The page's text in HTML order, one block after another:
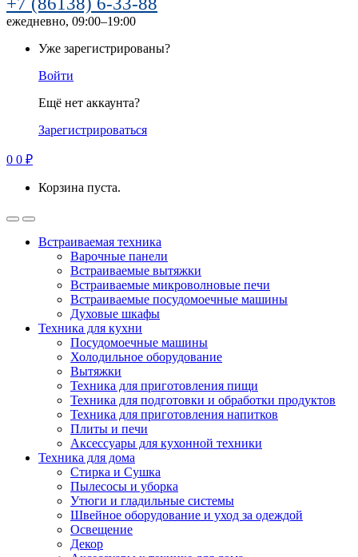
ежедневно, 09:00–19:00
Уже зарегистрированы?
Войти
Ещё нет аккаунта?
Зарегистрироваться
0 0 ₽
Корзина пуста.
Встраиваемая техника
Варочные панели
Встраиваемые вытяжки
Встраиваемые микроволновые печи
Встраиваемые посудомоечные машины
Духовые шкафы
Техника для кухни
Посудомоечные машины
Холодильное оборудование
Вытяжки
Техника для приготовления пищи
Техника для подготовки и обработки продуктов
Техника для приготовления напитков
Плиты и печи
Аксессуары для кухонной техники
Техника для дома
Стирка и Сушка
Пылесосы и уборка
Утюги и гладильные системы
Швейное оборудование и уход за одеждой
Освещение
Декор